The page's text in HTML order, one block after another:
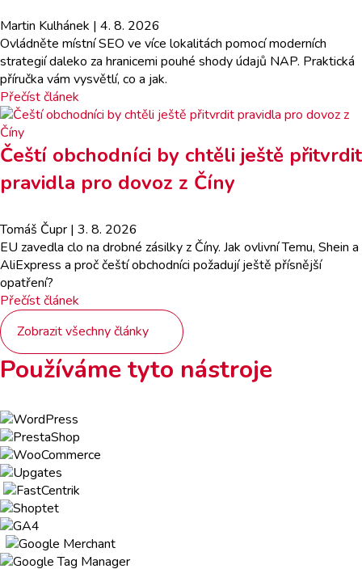
Martin Kulhánek | 4. 8. 2026
Ovládněte místní SEO ve více lokalitách pomocí moderních
strategií daleko za hranicemi pouhé shody údajů NAP. Praktická
příručka vám vysvětlí, co a jak.
Přečíst článek
Čeští obchodníci by chtěli ještě přitvrdit
pravidla pro dovoz z Číny
Tomáš Čupr | 3. 8. 2026
EU zavedla clo na drobné zásilky z Číny. Jak ovlivní Temu, Shein a
AliExpress a proč čeští obchodníci požadují ještě přísnější
opatření?
Přečíst článek
Zobrazit všechny články
Používáme tyto nástroje